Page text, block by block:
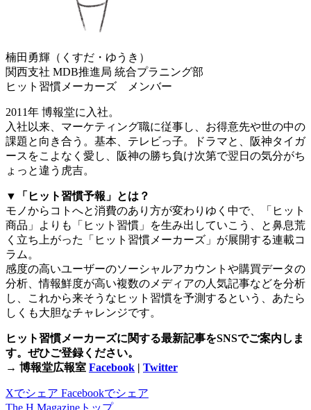
楠田勇輝（くすだ・ゆうき）
関西支社 MDB推進局 統合プラニング部
ヒット習慣メーカーズ メンバー
2011年 博報堂に入社。
入社以来、マーケティング職に従事し、お得意先や世の中の
課題と向き合う。基本、テレビっ子。ドラマと、阪神タイガ
ースをこよなく愛し、阪神の勝ち負け次第で翌日の気分がち
ょっと違う虎吉。
▼「ヒット習慣予報」とは？
モノからコトへと消費のあり方が変わりゆく中で、「ヒット
商品」よりも「ヒット習慣」を生み出していこう、と鼻息荒
く立ち上がった「ヒット習慣メーカーズ」が展開する連載コ
ラム。
感度の高いユーザーのソーシャルアカウントや購買データの
分析、情報鮮度が高い複数のメディアの人気記事などを分析
し、これから来そうなヒット習慣を予測するという、あたら
しくも大胆なチャレンジです。
ヒット習慣メーカーズに関する最新記事をSNSでご案内しま
す。ぜひご登録ください。
→ 博報堂広報室 Facebook | Twitter
Xでシェア Facebookでシェア